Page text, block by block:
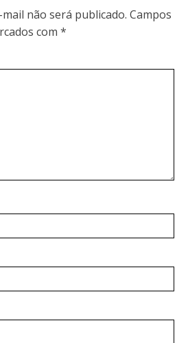
não será publicado. Campos
com *